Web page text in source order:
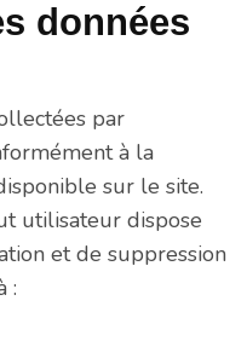
données
par
à la
sur le site.
utilisateur dispose
et de suppression
: